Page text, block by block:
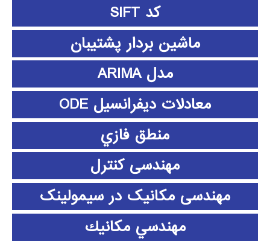
کد SIFT
ماشین بردار پشتیبان
مدل ARIMA
معادلات دیفرانسیل ODE
منطق فازي
مهندسی کنترل
مهندسی مکانیک در سیمولینک
مهندسي مكانيك